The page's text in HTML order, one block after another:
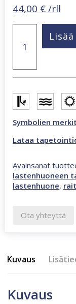
44,00 € /rll
tapetti
valkoinen
82264
Symbolien
Lataa
Avainsanat
lastenhuoneen
lastenhuone,
Ota yhteyttä
Kuvaus
Kuvaus